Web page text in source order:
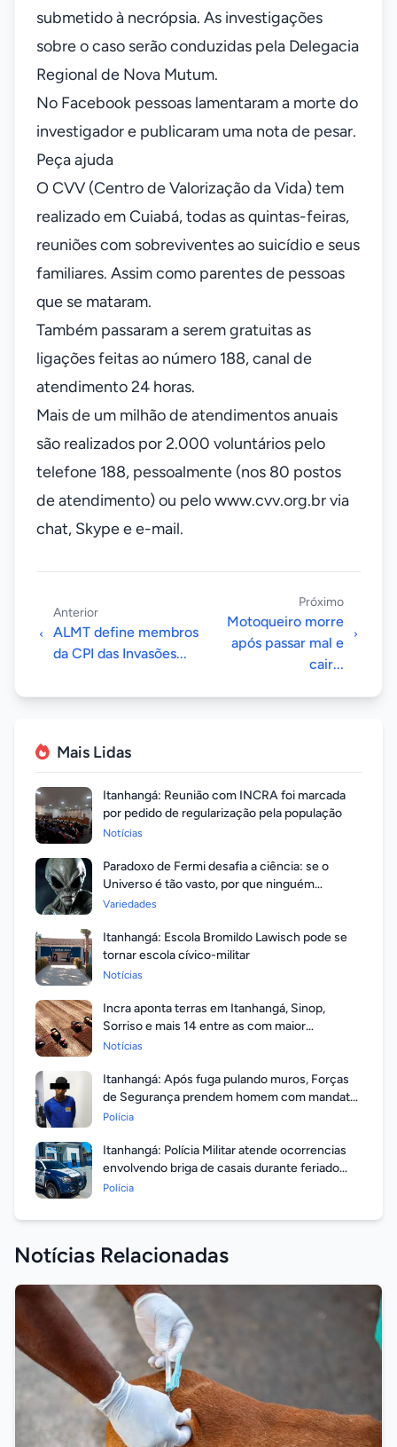
submetido à necrópsia. As investigações
sobre o caso serão conduzidas pela Delegacia
Regional de Nova Mutum.
No Facebook pessoas lamentaram a morte do
investigador e publicaram uma nota de pesar.
Peça ajuda
O CVV (Centro de Valorização da Vida) tem
realizado em Cuiabá, todas as quintas-feiras,
reuniões com sobreviventes ao suicídio e seus
familiares. Assim como parentes de pessoas
que se mataram.
Também passaram a serem gratuitas as
ligações feitas ao número 188, canal de
atendimento 24 horas.
Mais de um milhão de atendimentos anuais
são realizados por 2.000 voluntários pelo
telefone 188, pessoalmente (nos 80 postos
de atendimento) ou pelo www.cvv.org.br via
chat, Skype e e-mail.
Anterior
ALMT define membros
da CPI das Invasões...
Próximo
Motoqueiro morre
após passar mal e
cair...
Mais Lidas
Itanhangá: Reunião com INCRA foi marcada
por pedido de regularização pela população
Notícias
Paradoxo de Fermi desafia a ciência: se o
Universo é tão vasto, por que ninguém
respondeu?
Variedades
Itanhangá: Escola Bromildo Lawisch pode se
tornar escola cívico-militar
Notícias
Incra aponta terras em Itanhangá, Sinop,
Sorriso e mais 14 entre as com maior
valorização
Notícias
Itanhangá: Após fuga pulando muros, Forças
de Segurança prendem homem com mandato
em aberto por homicídio
Polícia
Itanhangá: Polícia Militar atende ocorrencias
envolvendo briga de casais durante feriado
prolongado
Polícia
Notícias Relacionadas